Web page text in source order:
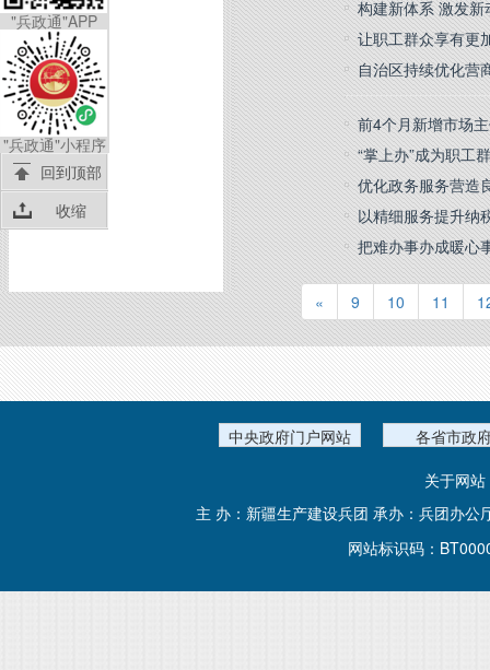
构建新体系 激发新
让职工群众享有更
自治区持续优化营
前4个月新增市场
“掌上办”成为职工
优化政务服务营造
以精细服务提升纳
把难办事办成暖心
« 9 10 11
中央政府门户网站
各省市政
关于网站
主 办：新疆生产建设兵团 承办：兵团办公
网站标识码：
"兵政通"APP
"兵政通"小程序
回到顶部
收缩